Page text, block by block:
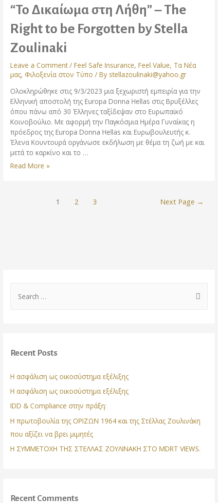
Αραβό-
Ελληνικό
Maritime
Conference
“Το Δικαίωμα στη Λήθη” – The
Right to be Forgotten by Stella
Zoulinaki
Leave a Comment /Feel Safe Insurance,Feel Value, Τα Νέα
μας,Φιλοξενία στον Τύπο / By stellazoulinaki@yahoo.gr
Ολοκληρώθηκε στις 9/3/2023 μια ξεχωριστή εμπειρία για την
Ελληνική αποστολή της Europa Donna Hellas στις Βρυξέλλες
όπου πάνω από 30 Έλληνες ταξίδεψαν στο Ευρωπαϊκό
Κοινοβούλιο. Με αφορμή την Παγκόσμια Ημέρα Γυναίκας η
πρόεδρος της Europa Donna Hellas και Ευρωβουλευτής κ.
Έλενα Κουντουρά οργάνωσε εκδήλωση με θέμα τη ζωή με και
μετά το καρκίνο και το …
“Το
Read More »
1 2 3 Next Page →
h
o
r
:
Recent Posts
Η ασφάλιση ως οικοσύστημα εξέλιξης
Η ασφάλιση ως οικοσύστημα εξέλιξης
IDD & Compliance στην πράξη:
Η πρωτοβουλία της ΟΡΙΖΩΝ 1964 και της Στέλλας Ζουλινάκη
που αξίζει να βρει μιμητές
Η ΣΥΜΜΕΤΟΧΗ ΤΗΣ ΣΤΕΛΛΑΣ ΖΟΥΛΙΝΑΚΗ ΣΤΟ MDRT VIEWS.
Recent Comments